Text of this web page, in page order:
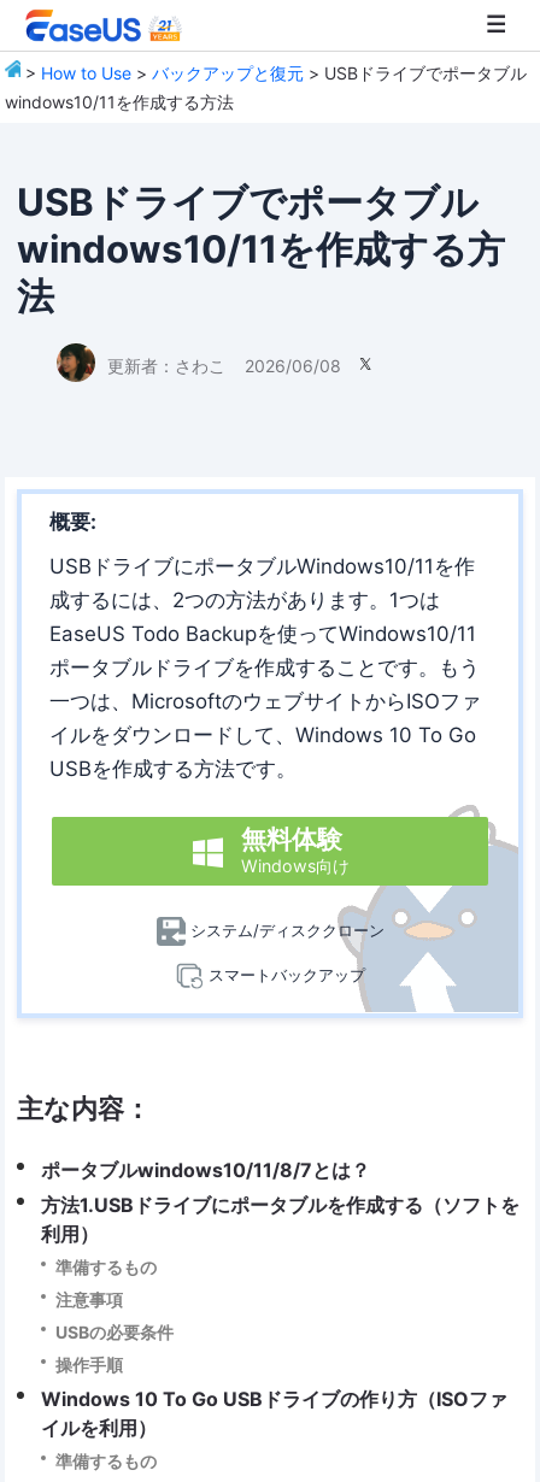
> How to Use >バックアップと復元 > USBドライブでポータブル
windows10/11を作成する方法
USBドライブでポータブル
windows10/11を作成する方
法
更新者： さわこ 2026/06/08 
概要:
USBドライブにポータブルWindows10/11を作
成するには、2つの方法があります。1つは
EaseUS Todo Backupを使ってWindows10/11
ポータブルドライブを作成することです。もう
一つは、MicrosoftのウェブサイトからISOファ
イルをダウンロードして、Windows 10 To Go
USBを作成する方法です。
 無料体験
Windows向け
システム/ディスククローン
スマートバックアップ
主な内容：
ポータブルwindows10/11/8/7とは？
方法1.USBドライブにポータブルを作成する（ソフトを
利用）
準備するもの
注意事項
USBの必要条件
操作手順
Windows 10 To Go USBドライブの作り方（ISOファ
イルを利用）
準備するもの